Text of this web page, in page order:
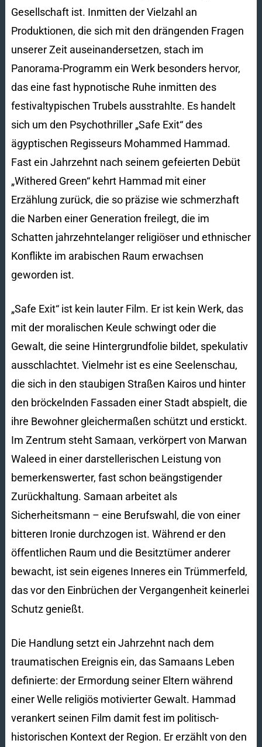
Gesellschaft ist. Inmitten der Vielzahl an
Produktionen, die sich mit den drängenden Fragen
unserer Zeit auseinandersetzen, stach im
Panorama-Programm ein Werk besonders hervor,
das eine fast hypnotische Ruhe inmitten des
festivaltypischen Trubels ausstrahlte. Es handelt
sich um den Psychothriller „Safe Exit“ des
ägyptischen Regisseurs Mohammed Hammad.
Fast ein Jahrzehnt nach seinem gefeierten Debüt
„Withered Green“ kehrt Hammad mit einer
Erzählung zurück, die so präzise wie schmerzhaft
die Narben einer Generation freilegt, die im
Schatten jahrzehntelanger religiöser und ethnischer
Konflikte im arabischen Raum erwachsen
geworden ist.
„Safe Exit“ ist kein lauter Film. Er ist kein Werk, das
mit der moralischen Keule schwingt oder die
Gewalt, die seine Hintergrundfolie bildet, spekulativ
ausschlachtet. Vielmehr ist es eine Seelenschau,
die sich in den staubigen Straßen Kairos und hinter
den bröckelnden Fassaden einer Stadt abspielt, die
ihre Bewohner gleichermaßen schützt und erstickt.
Im Zentrum steht Samaan, verkörpert von Marwan
Waleed in einer darstellerischen Leistung von
bemerkenswerter, fast schon beängstigender
Zurückhaltung. Samaan arbeitet als
Sicherheitsmann – eine Berufswahl, die von einer
bitteren Ironie durchzogen ist. Während er den
öffentlichen Raum und die Besitztümer anderer
bewacht, ist sein eigenes Inneres ein Trümmerfeld,
das vor den Einbrüchen der Vergangenheit keinerlei
Schutz genießt.
Die Handlung setzt ein Jahrzehnt nach dem
traumatischen Ereignis ein, das Samaans Leben
definierte: der Ermordung seiner Eltern während
einer Welle religiös motivierter Gewalt. Hammad
verankert seinen Film damit fest im politisch-
historischen Kontext der Region. Er erzählt von den